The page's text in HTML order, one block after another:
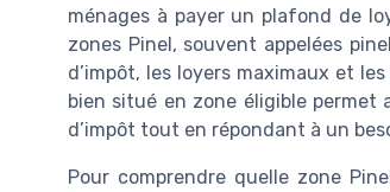
ménages à payer un plafond de
zones Pinel, souvent appelées
d’impôt, les loyers maximaux et
bien situé en zone éligible permet
d’impôt tout en répondant à un
Pour comprendre quelle zone